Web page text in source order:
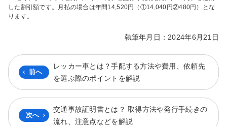
した割引額です。月払の場合は年間14,520円（①14,040円②480円）とな
ります。
執筆年月日：2024年6月21日
前へ
レッカー車とは？手配する方法や費用、依頼先
を選ぶ際のポイントを解説
次へ
交通事故証明書とは？ 取得方法や発行手続きの
流れ、注意点などを解説